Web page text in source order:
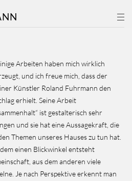
Arbeiten haben mich wirklich
und ich freue mich, dass der
Künstler Roland Fuhrmann den
erhielt. Seine Arbeit
ist gestalterisch sehr
und sie hat eine Aussagekraft, die
Themen unseres Hauses zu tun hat.
einen Blickwinkel entsteht
aus dem anderen viele
Je nach Perspektive erkennt man